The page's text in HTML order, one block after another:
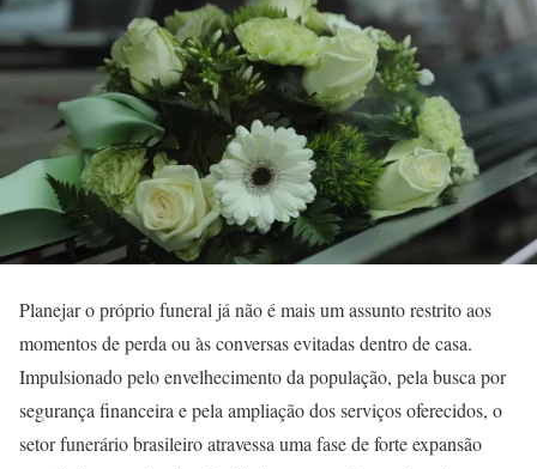
Planejar o próprio funeral já não é mais um assunto restrito aos
momentos de perda ou às conversas evitadas dentro de casa.
Impulsionado pelo envelhecimento da população, pela busca por
segurança financeira e pela ampliação dos serviços oferecidos, o
setor funerário brasileiro atravessa uma fase de forte expansão